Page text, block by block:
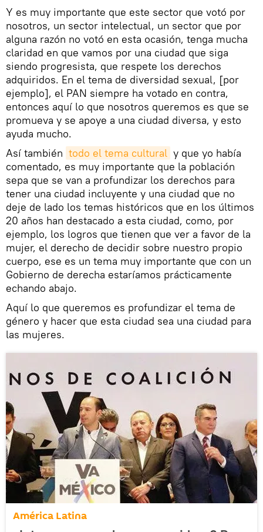
Y es muy importante que este sector que votó por
nosotros, un sector intelectual, un sector que por
alguna razón no votó en esta ocasión, tenga mucha
claridad en que vamos por una ciudad que siga
siendo progresista, que respete los derechos
adquiridos. En el tema de diversidad sexual, [por
ejemplo], el PAN siempre ha votado en contra,
entonces aquí lo que nosotros queremos es que se
promueva y se apoye a una ciudad diversa, y esto
ayuda mucho.
Así también todo el tema cultural y que yo había
comentado, es muy importante que la población
sepa que se van a profundizar los derechos para
tener una ciudad incluyente y una ciudad que no
deje de lado los temas históricos que en los últimos
20 años han destacado a esta ciudad, como, por
ejemplo, los logros que tienen que ver a favor de la
mujer, el derecho de decidir sobre nuestro propio
cuerpo, ese es un tema muy importante que con un
Gobierno de derecha estaríamos prácticamente
echando abajo.
Aquí lo que queremos es profundizar el tema de
género y hacer que esta ciudad sea una ciudad para
las mujeres.
América Latina